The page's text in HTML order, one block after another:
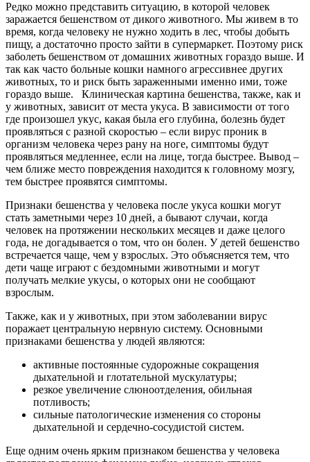
Редко можно представить ситуацию, в которой человек
заражается бешенством от дикого животного. Мы живем в то
время, когда человеку не нужно ходить в лес, чтобы добыть
пищу, а достаточно просто зайти в супермаркет. Поэтому риск
заболеть бешенством от домашних животных гораздо выше. И
так как часто больные кошки намного агрессивнее других
животных, то и риск быть зараженными именно ими, тоже
гораздо выше. Клиническая картина бешенства, также, как и
у животных, зависит от места укуса. В зависимости от того
где произошел укус, какая была его глубина, болезнь будет
проявляться с разной скоростью – если вирус проник в
организм человека через рану на ноге, симптомы будут
проявляться медленнее, если на лице, тогда быстрее. Вывод –
чем ближе место повреждения находится к головному мозгу,
тем быстрее проявятся симптомы.
Признаки бешенства у человека после укуса кошки могут
стать заметными через 10 дней, а бывают случаи, когда
человек на протяжении нескольких месяцев и даже целого
года, не догадывается о том, что он болен. У детей бешенство
встречается чаще, чем у взрослых. Это объясняется тем, что
дети чаще играют с бездомными животными и могут
получать мелкие укусы, о которых они не сообщают
взрослым.
Также, как и у животных, при этом заболевании вирус
поражает центральную нервную систему. Основными
признаками бешенства у людей являются:
активные постоянные судорожные сокращения
дыхательной и глотательной мускулатуры;
резкое увеличение слюноотделения, обильная
потливость;
сильные патологические изменения со стороны
дыхательной и сердечно-сосудистой систем.
Еще одним очень ярким признаком бешенства у человека